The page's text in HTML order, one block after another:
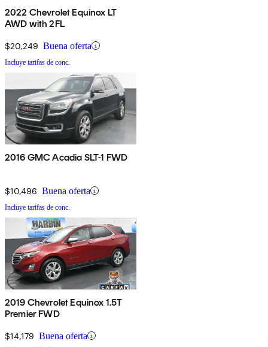
2022 Chevrolet Equinox LT
AWD with 2FL
$20,249 Buena oferta
Incluye tarifas de conc.
2016 GMC Acadia SLT-1 FWD
$10,496 Buena oferta
Incluye tarifas de conc.
2019 Chevrolet Equinox 1.5T
Premier FWD
$14,179 Buena oferta